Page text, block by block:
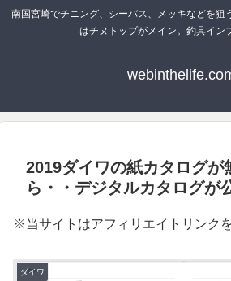
南国宮崎でチニング、シーバス、メッキなどを狙
はチヌトップがメイン。釣具イン
2019ダイワの紙カタログが
ら・・デジタルカタログが
※当サイトはアフィリエイトリンク
ダイワ